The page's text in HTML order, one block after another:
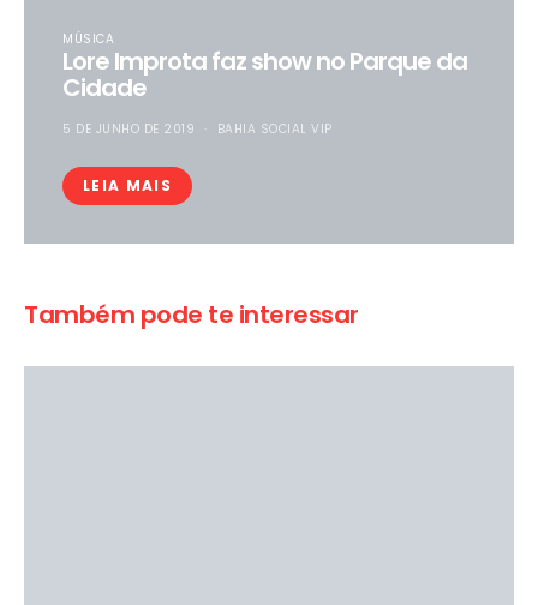
MÚSICA
Lore Improta faz show no Parque da
Cidade
5 DE JUNHO DE 2019 BAHIA SOCIAL VIP
LEIA MAIS
Também pode te interessar